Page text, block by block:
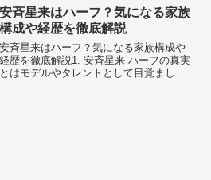
えるのが、その小柄な体型とそこから繰
り出されるパワフ...
安斉星来はハーフ？気になる家族
構成や経歴を徹底解説
安斉星来はハーフ？気になる家族構成や
経歴を徹底解説1. 安斉星来 ハーフの真実
とはモデルやタレントとして目覚ましい